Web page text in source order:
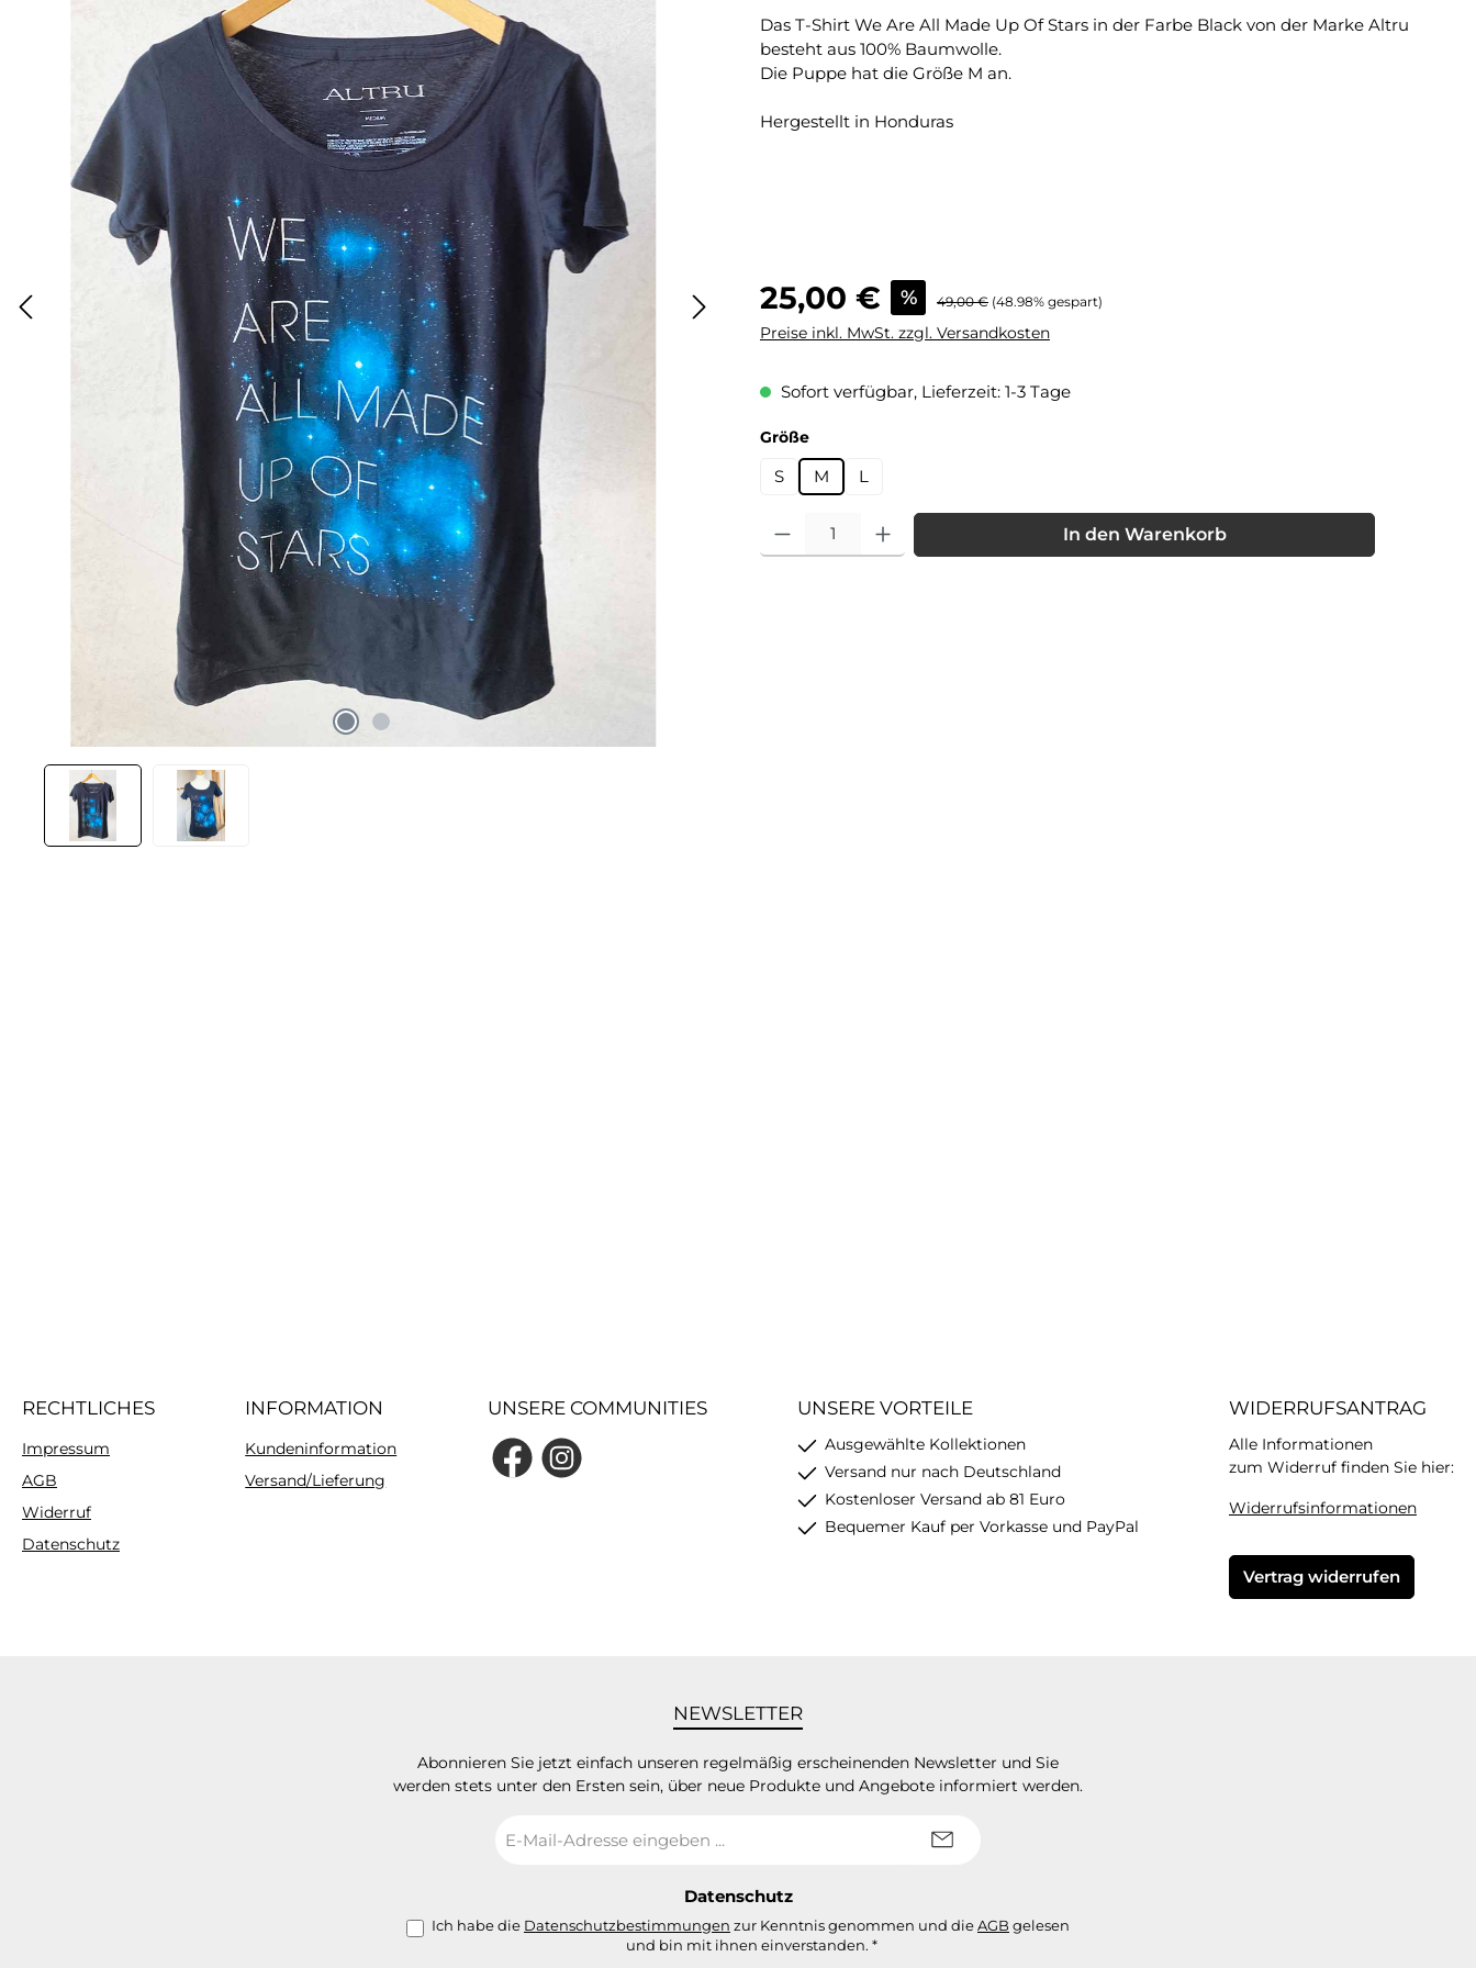
Das T-Shirt We Are All Made Up Of Stars in der Farbe Black von der Marke Altru
besteht aus 100% Baumwolle.
Die Puppe hat die Größe M an.
Hergestellt in Honduras
Verkaufspreis:
25,00 € % Regulärer Preis:
49,00 € (48.98% gespart)
Preise inkl. MwSt. zzgl. Versandkosten
Sofort verfügbar, Lieferzeit: 1-3 Tage
Größeauswählen
S M L
Produkt Anzahl: Gib den gewünschten Wert ein oder benutze die Schaltflächen um die
In den Warenkorb
RECHTLICHES
Impressum
AGB
Widerruf
Datenschutz
INFORMATION
Kundeninformation
Versand/Lieferung
UNSERE COMMUNITIES
FacebookInstagram
UNSERE VORTEILE
Ausgewählte Kollektionen
Versand nur nach Deutschland
Kostenloser Versand ab 81 Euro
Bequemer Kauf per Vorkasse und PayPal
WIDERRUFSANTRAG
Alle Informationen
zum Widerruf finden Sie hier:
Widerrufsinformationen
Vertrag widerrufen
NEWSLETTER
Abonnieren Sie jetzt einfach unseren regelmäßig erscheinenden Newsletter und Sie
werden stets unter den Ersten sein, über neue Produkte und Angebote informiert werden.
Mail-
Datenschutz
Ich habe die Datenschutzbestimmungen zur Kenntnis genommen und dieAGB gelesen
und bin mit ihnen einverstanden. *